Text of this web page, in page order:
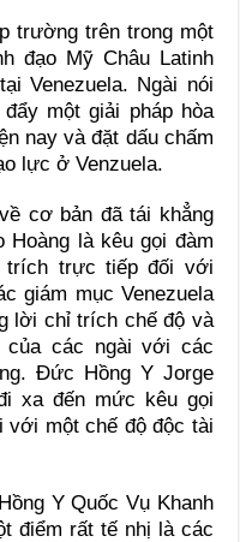
trường trên trong một
đạo Mỹ Châu Latinh
Venezuela. Ngài nói
một giải pháp hòa
nay và đặt dấu chấm
lực ở Venzuela.
cơ bản đã tái khẳng
là kêu gọi đàm
trích trực tiếp đối với
giám mục Venezuela
lời chỉ trích chế độ và
các ngài với các
Đức Hồng Y Jorge
xa đến mức kêu gọi
với một chế độ độc tài
Y Quốc Vụ Khanh
điểm rất tế nhị là các